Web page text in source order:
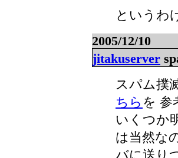
というわ
2005/12/10
jitakuserver
スパム撲
ちら を 参
いくつか
は当然な
バに送り